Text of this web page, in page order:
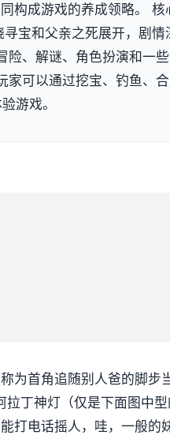
构成游戏的养成领略。 核
宝和父亲之死展开，剧情
险、解谜、角色扮演和一些
家可以通过挖宝、钓鱼、
游戏。
为首角追随别人爸的脚
拉丁神灯（仅是下面图中
能打电话摇人，哇，一般